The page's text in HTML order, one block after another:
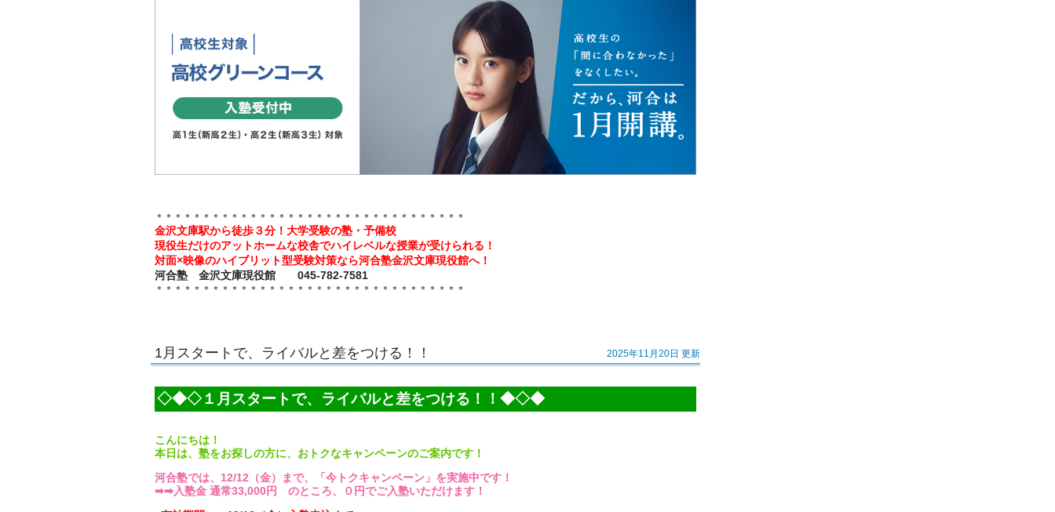
＊＊＊＊＊＊＊＊＊＊＊＊＊＊＊＊＊＊＊＊＊＊＊＊＊＊＊＊＊＊＊＊＊
金沢文庫駅から徒歩３分！大学受験の塾・予備校
現役生だけのアットホームな校舎でハイレベルな授業が受けられる！
対面×映像のハイブリット型受験対策なら河合塾金沢文庫現役館へ！
河合塾 金沢文庫現役館 045-782-7581
＊＊＊＊＊＊＊＊＊＊＊＊＊＊＊＊＊＊＊＊＊＊＊＊＊＊＊＊＊＊＊＊＊
1月スタートで、ライバルと差をつける！！ 2025年11月20日 更新
◇◆◇１月スタートで、ライバルと差をつける！！◆◇◆
こんにちは！
本日は、塾をお探しの方に、おトクなキャンペーンのご案内です！
河合塾では、12/12（金）まで、「今トクキャンペーン」を実施中です！
➡➡入塾金 通常33,000円 のところ、０円でご入塾いただけます！